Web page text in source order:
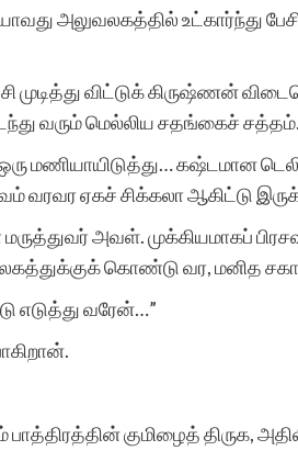
அலுவலகத்தில் உட்கார்ந்து
முடித்து விட்டுக் கிருஷ்ணன்
வரும் மெல்லிய சதங்கைச் சத்தம்.
ஒரு மணியாயிடுத்து… கஷ்டமான
வரவர ஏகச் சிக்கலா ஆகிட்டு
அவள். முக்கியமாகப்
உலகத்துக்குக் கொண்டு வர, மனித
எடுத்து வரேன்…”
பாத்திரத்தின் குமிழைத் திருக,